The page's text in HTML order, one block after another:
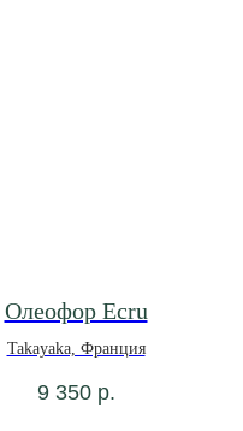
Олеофор Ecru
Takayaka, Франция
9 350 р.